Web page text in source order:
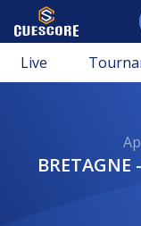
Live
BRETAGNE - BLACKBALL - TR6 - MIXTE